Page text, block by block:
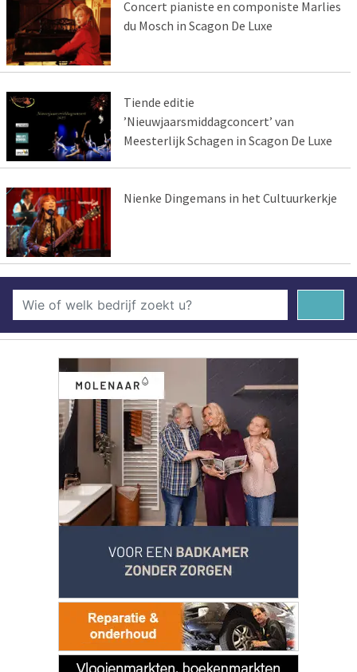
Concert pianiste en componiste Marlies
du Mosch in Scagon De Luxe
Tiende editie
’Nieuwjaarsmiddagconcert’ van
Meesterlijk Schagen in Scagon De Luxe
Nienke Dingemans in het Cultuurkerkje